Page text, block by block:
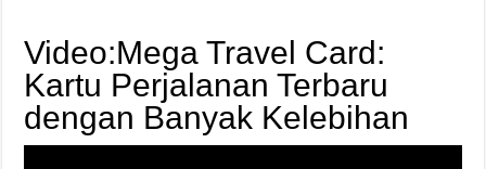
Video:Mega Travel Card:
Kartu Perjalanan Terbaru
dengan Banyak Kelebihan